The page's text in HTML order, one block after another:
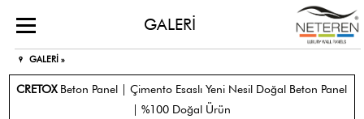
GALERİ
GALERİ »
CRETOXBeton Panel | Çimento Esaslı Yeni Nesil Doğal Beton Panel
| %100 Doğal Ürün